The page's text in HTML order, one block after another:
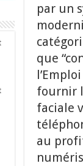
par un
que
fournir
faciale
au